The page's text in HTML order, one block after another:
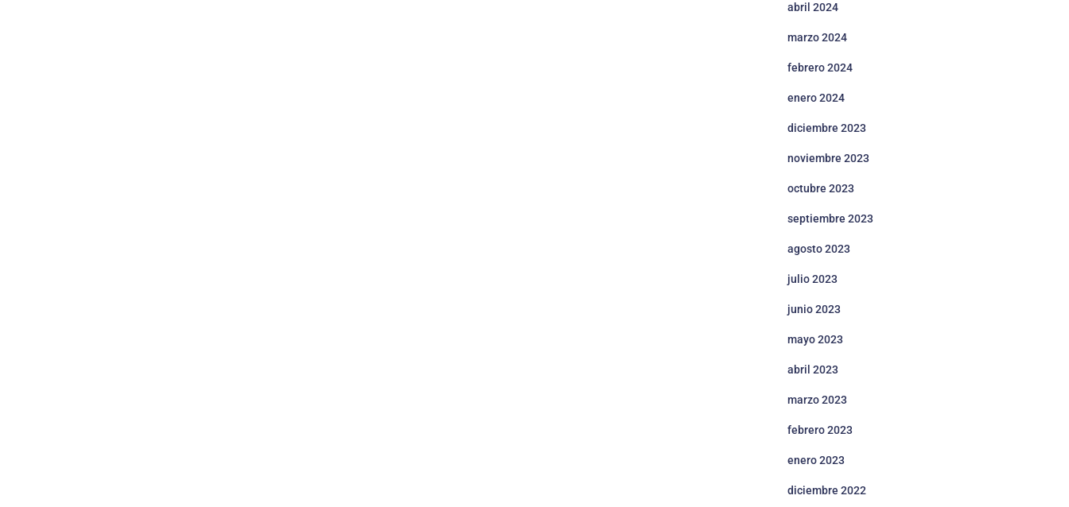
abril 2024
marzo 2024
febrero 2024
enero 2024
diciembre 2023
noviembre 2023
octubre 2023
septiembre 2023
agosto 2023
julio 2023
junio 2023
mayo 2023
abril 2023
marzo 2023
febrero 2023
enero 2023
diciembre 2022